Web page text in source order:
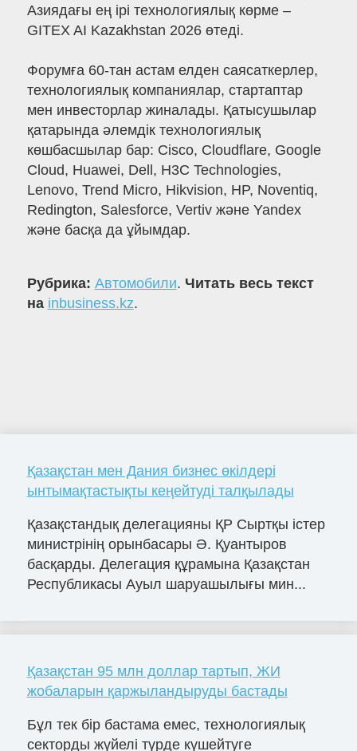
Азиядағы ең ірі технологиялық көрме –
GITEX AI Kazakhstan 2026 өтеді.
Форумға 60-тан астам елден саясаткерлер,
технологиялық компаниялар, стартаптар
мен инвесторлар жиналады. Қатысушылар
қатарында әлемдік технологиялық
көшбасшылар бар: Cisco, Cloudflare, Google
Cloud, Huawei, Dell, H3C Technologies,
Lenovo, Trend Micro, Hikvision, HP, Noventiq,
Redington, Salesforce, Vertiv және Yandex
және басқа да ұйымдар.
Рубрика: Автомобили. Читать весь текст
на inbusiness.kz.
Қазақстан мен Дания бизнес өкілдері
ынтымақтастықты кеңейтуді талқылады
Қазақстандық делегацияны ҚР Сыртқы істер
министрінің орынбасары Ә. Қуантыров
басқарды. Делегация құрамына Қазақстан
Республикасы Ауыл шаруашылығы мин...
Қазақстан 95 млн доллар тартып, ЖИ
жобаларын қаржыландыруды бастады
Бұл тек бір бастама емес, технологиялық
секторды жүйелі түрде күшейтуге